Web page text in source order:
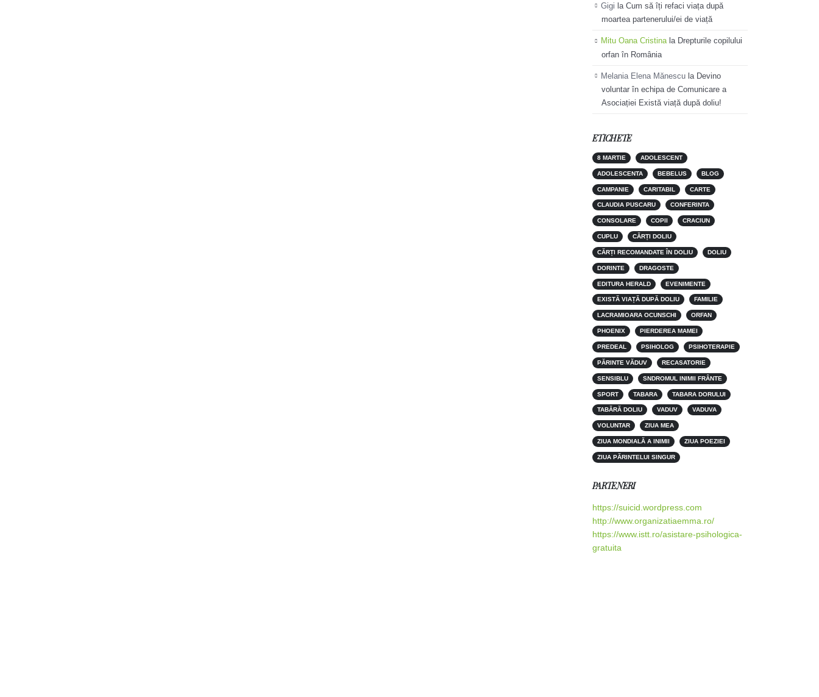
Gigi la Cum să îți refaci viața după
moartea partenerului/ei de viață
Mitu Oana Cristinala Drepturile copilului
orfan în România
Melania Elena Mănescu la Devino
voluntar în echipa de Comunicare a
Asociației Există viață după doliu!
ETICHETE
8 MARTIE ADOLESCENT
ADOLESCENTA BEBELUS BLOG
CAMPANIE CARITABIL CARTE
CLAUDIA PUSCARU CONFERINTA
CONSOLARE COPII CRACIUN
CUPLU CĂRȚI DOLIU
CĂRȚI RECOMANDATE ÎN DOLIU DOLIU
DORINTE DRAGOSTE
EDITURA HERALD EVENIMENTE
EXISTĂ VIAȚĂ DUPĂ DOLIU FAMILIE
LACRAMIOARA OCUNSCHI ORFAN
PHOENIX PIERDEREA MAMEI
PREDEAL PSIHOLOG PSIHOTERAPIE
PĂRINTE VĂDUV RECASATORIE
SENSIBLU SNDROMUL INIMII FRÂNTE
SPORT TABARA TABARA DORULUI
TABĂRĂ DOLIU VADUV VADUVA
VOLUNTAR ZIUA MEA
ZIUA MONDIALĂ A INIMII ZIUA POEZIEI
ZIUA PĂRINTELUI SINGUR
PARTENERI
https://suicid.wordpress.com
http://www.organizatiaemma.ro/
https://www.istt.ro/asistare-psihologica-
gratuita